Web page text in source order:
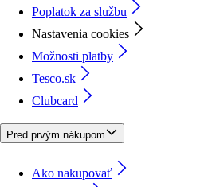
Poplatok za službu
Nastavenia cookies
Možnosti platby
Tesco.sk
Clubcard
Pred prvým nákupom
Ako nakupovať